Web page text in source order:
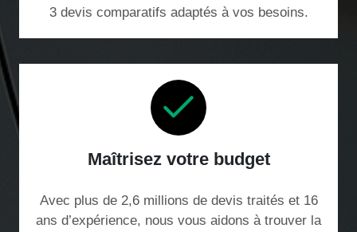
3 devis comparatifs adaptés à vos besoins.
Maîtrisez votre budget
Avec plus de 2,6 millions de devis traités et 16
ans d’expérience, nous vous aidons à trouver la